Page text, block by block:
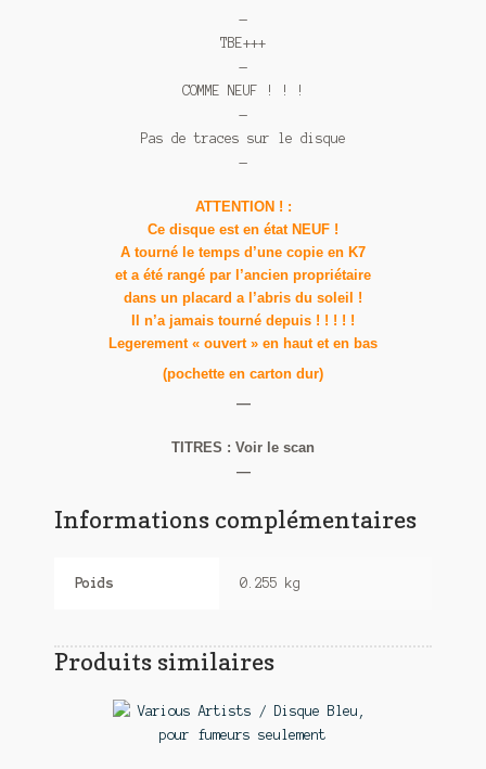
—
TBE+++
—
COMME NEUF ! ! !
—
Pas de traces sur le disque
—
ATTENTION ! :
Ce disque est en état NEUF !
A tourné le temps d’une copie en K7
et a été rangé par l’ancien propriétaire
dans un placard a l’abris du soleil !
Il n’a jamais tourné depuis ! ! ! ! !
Legerement « ouvert » en haut et en bas
(pochette en carton dur)
—
TITRES : Voir le scan
—
Informations complémentaires
Poids 0.255 kg
Produits similaires